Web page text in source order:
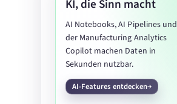
KI, die Sinn macht
AI Notebooks, AI Pipelines und
der Manufacturing Analytics
Copilot machen Daten in
Sekunden nutzbar.
AI-Features entdecken